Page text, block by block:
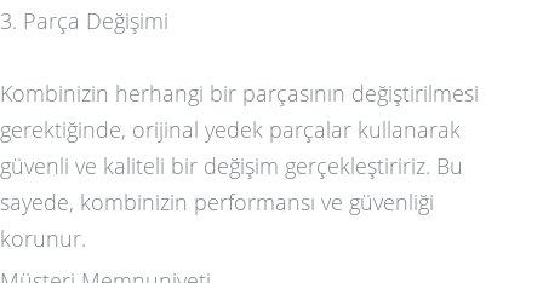
3. Parça Değişimi
Kombinizin herhangi bir parçasının değiştirilmesi
gerektiğinde, orijinal yedek parçalar kullanarak
güvenli ve kaliteli bir değişim gerçekleştiririz. Bu
sayede, kombinizin performansı ve güvenliği
korunur.